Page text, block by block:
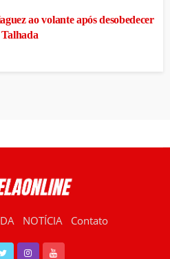
ao volante após desobedecer
NOTÍCIA Contato